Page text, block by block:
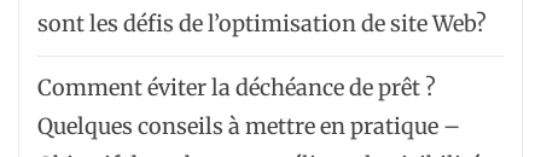
sont les défis de l’optimisation de site Web?
Comment éviter la déchéance de prêt ?
Quelques conseils à mettre en pratique –